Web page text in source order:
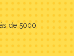
de 5000